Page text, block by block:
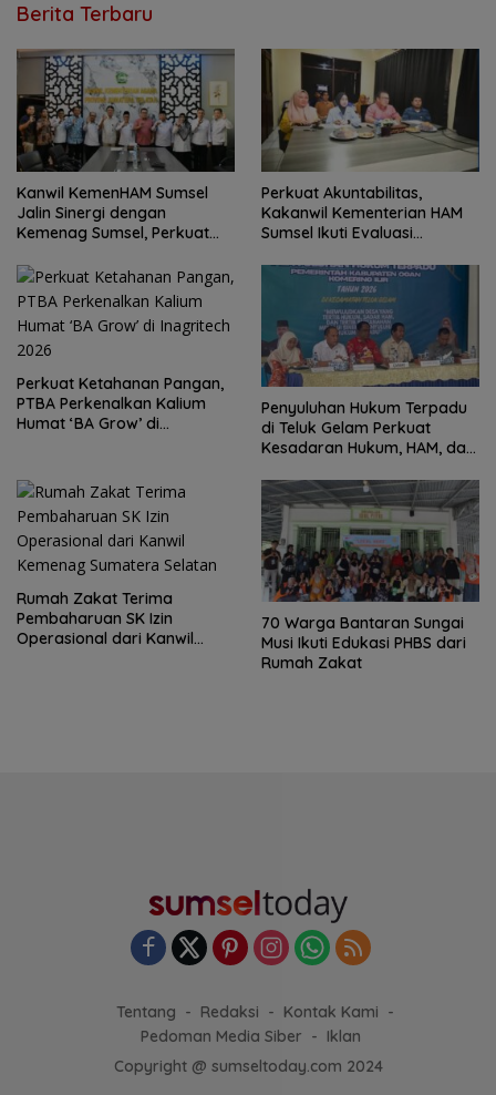
Berita Terbaru
Kanwil KemenHAM Sumsel
Jalin Sinergi dengan
Kemenag Sumsel, Perkuat
Beragama
Perkuat Akuntabilitas,
Kakanwil Kementerian HAM
Sumsel Ikuti Evaluasi
Tindak Lanjut Temuan BPK
Perkuat Ketahanan Pangan,
PTBA Perkenalkan Kalium
Humat ‘BA Grow’ di
Penyuluhan Hukum Terpadu
di Teluk Gelam Perkuat
Kesadaran Hukum, HAM, dan
Rumah Zakat Terima
Pembaharuan SK Izin
Operasional dari Kanwil
70 Warga Bantaran Sungai
Musi Ikuti Edukasi PHBS dari
Rumah Zakat
Tentang Redaksi
Kontak Kami
Pedoman Media Siber
Iklan
Copyright @ sumseltoday.com 2024